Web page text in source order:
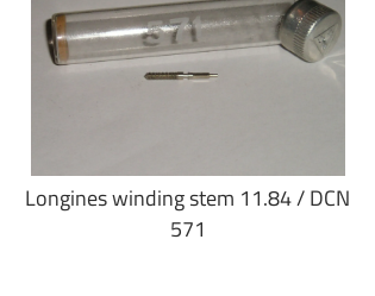
Longines winding stem 11.84 / DCN
571